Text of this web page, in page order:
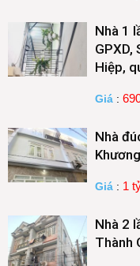
Nhà 1
GPXD,
Hiệp,
Giá :
Nhà
Giá : 1
Nhà 2
Thành